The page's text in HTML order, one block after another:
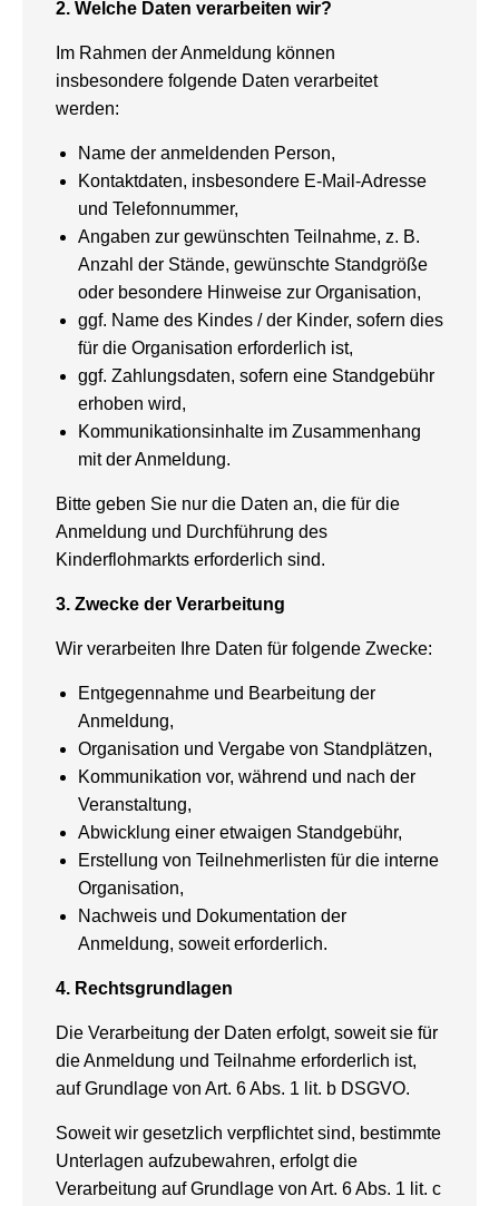
2. Welche Daten verarbeiten wir?
Im Rahmen der Anmeldung können
insbesondere folgende Daten verarbeitet
werden:
Name der anmeldenden Person,
Kontaktdaten, insbesondere E-Mail-Adresse
und Telefonnummer,
Angaben zur gewünschten Teilnahme, z. B.
Anzahl der Stände, gewünschte Standgröße
oder besondere Hinweise zur Organisation,
ggf. Name des Kindes / der Kinder, sofern dies
für die Organisation erforderlich ist,
ggf. Zahlungsdaten, sofern eine Standgebühr
erhoben wird,
Kommunikationsinhalte im Zusammenhang
mit der Anmeldung.
Bitte geben Sie nur die Daten an, die für die
Anmeldung und Durchführung des
Kinderflohmarkts erforderlich sind.
3. Zwecke der Verarbeitung
Wir verarbeiten Ihre Daten für folgende Zwecke:
Entgegennahme und Bearbeitung der
Anmeldung,
Organisation und Vergabe von Standplätzen,
Kommunikation vor, während und nach der
Veranstaltung,
Abwicklung einer etwaigen Standgebühr,
Erstellung von Teilnehmerlisten für die interne
Organisation,
Nachweis und Dokumentation der
Anmeldung, soweit erforderlich.
4. Rechtsgrundlagen
Die Verarbeitung der Daten erfolgt, soweit sie für
die Anmeldung und Teilnahme erforderlich ist,
auf Grundlage von Art. 6 Abs. 1 lit. b DSGVO.
Soweit wir gesetzlich verpflichtet sind, bestimmte
Unterlagen aufzubewahren, erfolgt die
Verarbeitung auf Grundlage von Art. 6 Abs. 1 lit. c